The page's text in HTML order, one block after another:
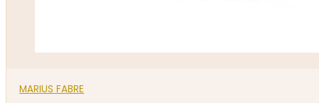
MARIUS FABRE